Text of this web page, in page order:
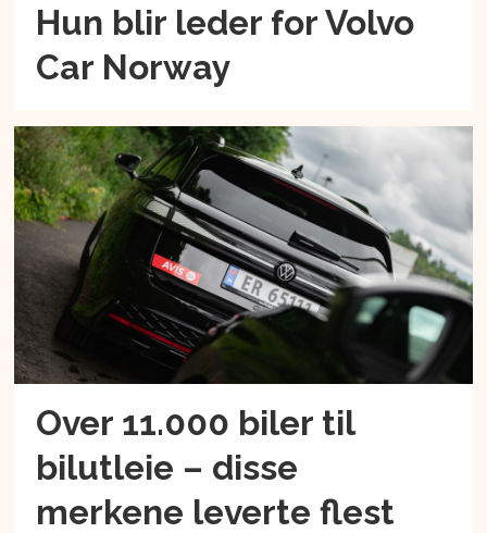
Hun blir leder for Volvo
Car Norway
Over 11.000 biler til
bilutleie – disse
merkene leverte flest